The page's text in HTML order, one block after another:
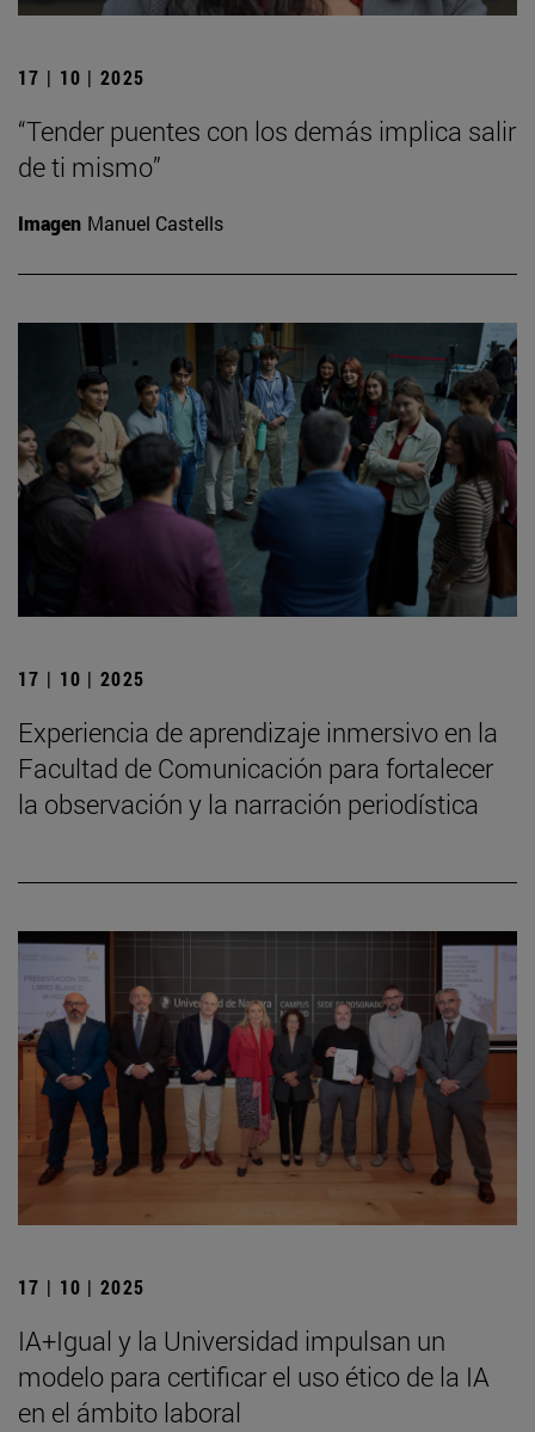
17 | 10 | 2025
“Tender puentes con los demás implica salir
de ti mismo”
Imagen Manuel Castells
17 | 10 | 2025
Experiencia de aprendizaje inmersivo en la
Facultad de Comunicación para fortalecer
la observación y la narración periodística
17 | 10 | 2025
IA+Igual y la Universidad impulsan un
modelo para certificar el uso ético de la IA
en el ámbito laboral